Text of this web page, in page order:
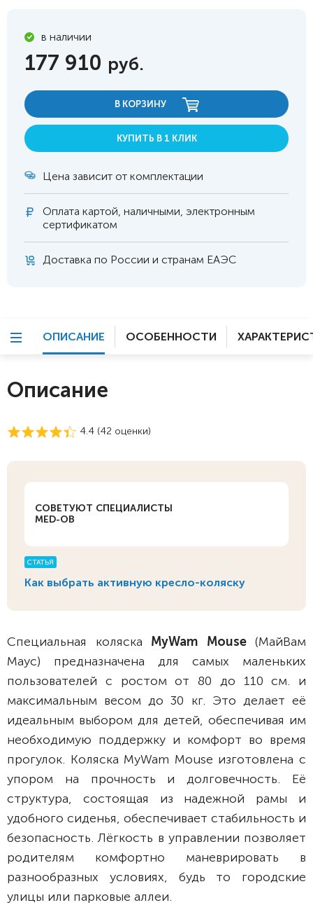
в наличии
177 910 руб.
В КОРЗИНУ
КУПИТЬ В 1 КЛИК
Цена зависит от комплектации
Оплата картой, наличными, электронным
сертификатом
Доставка по России и странам ЕАЭС
ОПИСАНИЕ ОСОБЕННОСТИ
Описание
4.4 (42 оценки)
СОВЕТУЮТ СПЕЦИАЛИСТЫ
MED-OB
СТАТЬЯ
Как выбрать активную кресло-коляску
Специальная коляска MyWam Mouse (МайВам
Маус) предназначена для самых маленьких
пользователей с ростом от 80 до 110 см. и
максимальным весом до 30 кг. Это делает её
идеальным выбором для детей, обеспечивая им
необходимую поддержку и комфорт во время
прогулок. Коляска MyWam Mouse изготовлена с
упором на прочность и долговечность. Её
структура, состоящая из надежной рамы и
удобного сиденья, обеспечивает стабильность и
безопасность. Лёгкость в управлении позволяет
родителям комфортно маневрировать в
разнообразных условиях, будь то городские
улицы или парковые аллеи.